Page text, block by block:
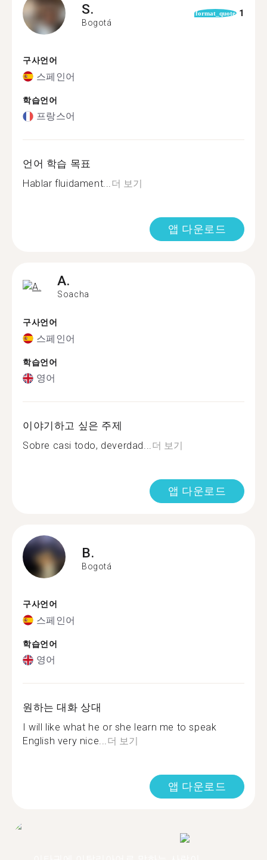
S.
Bogotá
format_quote 1
구사언어
스페인어
학습언어
프랑스어
언어 학습 목표
Hablar fluidament...더 보기
앱 다운로드
A.
Soacha
구사언어
스페인어
학습언어
영어
이야기하고 싶은 주제
Sobre casi todo, deverdad...더 보기
앱 다운로드
B.
Bogotá
구사언어
스페인어
학습언어
영어
원하는 대화 상대
I will like what he or she learn me to speak
English very nice...더 보기
앱 다운로드